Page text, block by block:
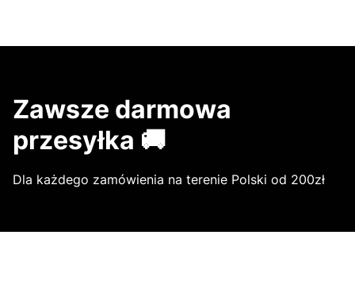
Zawsze darmowa
przesyłka 🚚
Dla każdego zamówienia na terenie Polski od 200zł